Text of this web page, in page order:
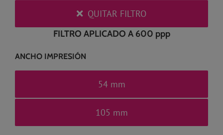
QUITAR FILTRO
FILTRO APLICADO A 600 ppp
ANCHO IMPRESIÓN
54 mm
105 mm